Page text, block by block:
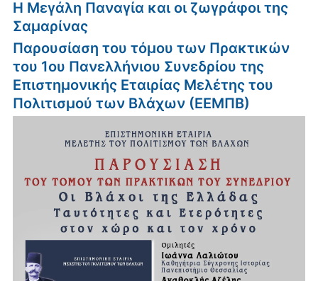
Η Μεγάλη Παναγία και οι ζωγράφοι της
Σαμαρίνας
Παρουσίαση του τόμου των Πρακτικών
του 1ου Πανελλήνιου Συνεδρίου της
Επιστημονικής Εταιρίας Μελέτης του
Πολιτισμού των Βλάχων (ΕΕΜΠΒ)